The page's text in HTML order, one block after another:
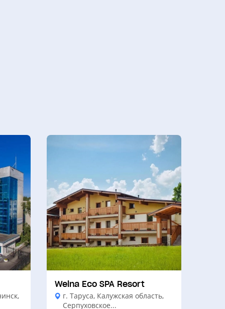
Welna Eco SPA Resort
г. Таруса, Калужская область,
Серпуховское...